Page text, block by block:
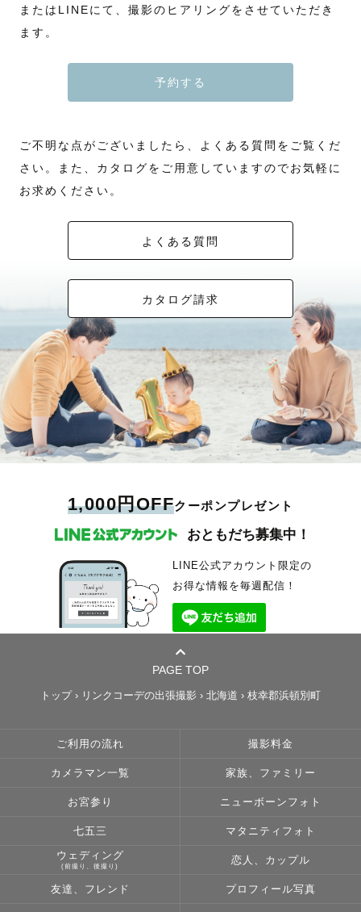
またはLINEにて、撮影のヒアリングをさせていただき
ます。
予約する
ご不明な点がございましたら、よくある質問をご覧くだ
さい。また、カタログをご用意していますのでお気軽に
お求めください。
よくある質問
カタログ請求
1,000円OFFクーポンプレゼント
おともだち募集中！
LINE公式アカウント限定の
お得な情報を毎週配信！
PAGE TOP
トップ › リンクコーデの出張撮影 › 北海道 › 枝幸郡浜頓別町
ご利用の流れ 撮影料金
カメラマン一覧 家族、ファミリー
お宮参り ニューボーンフォト
七五三 マタニティフォト
ウェディング
(前撮り、後撮り)
恋人、カップル
友達、フレンド プロフィール写真